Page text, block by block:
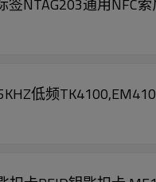
低频